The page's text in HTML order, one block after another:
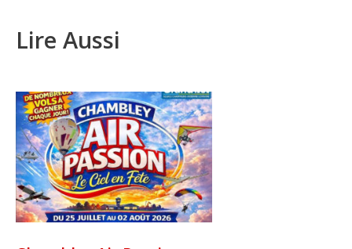
Lire Aussi